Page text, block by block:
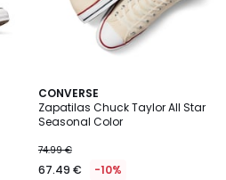
CONVERSE
Zapatilas Chuck Taylor All Star
Seasonal Color
74.99 €
67.49 € -10%
4,6
/ 5
6
Colores